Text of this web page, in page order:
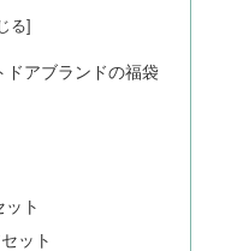
ドアブランドの福袋
ト
ット